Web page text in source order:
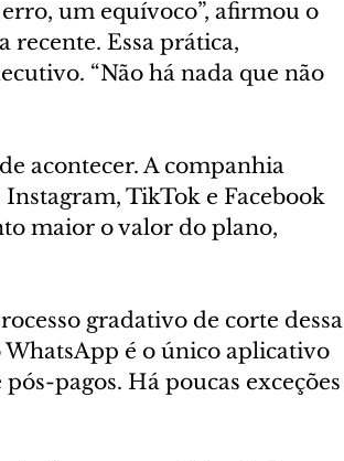
um equívoco”, afirmou o
recente. Essa prática,
“Não há nada que não
acontecer. A companhia
TikTok e Facebook
maior o valor do plano,
gradativo de corte dessa
é o único aplicativo
pagos. Há poucas exceções